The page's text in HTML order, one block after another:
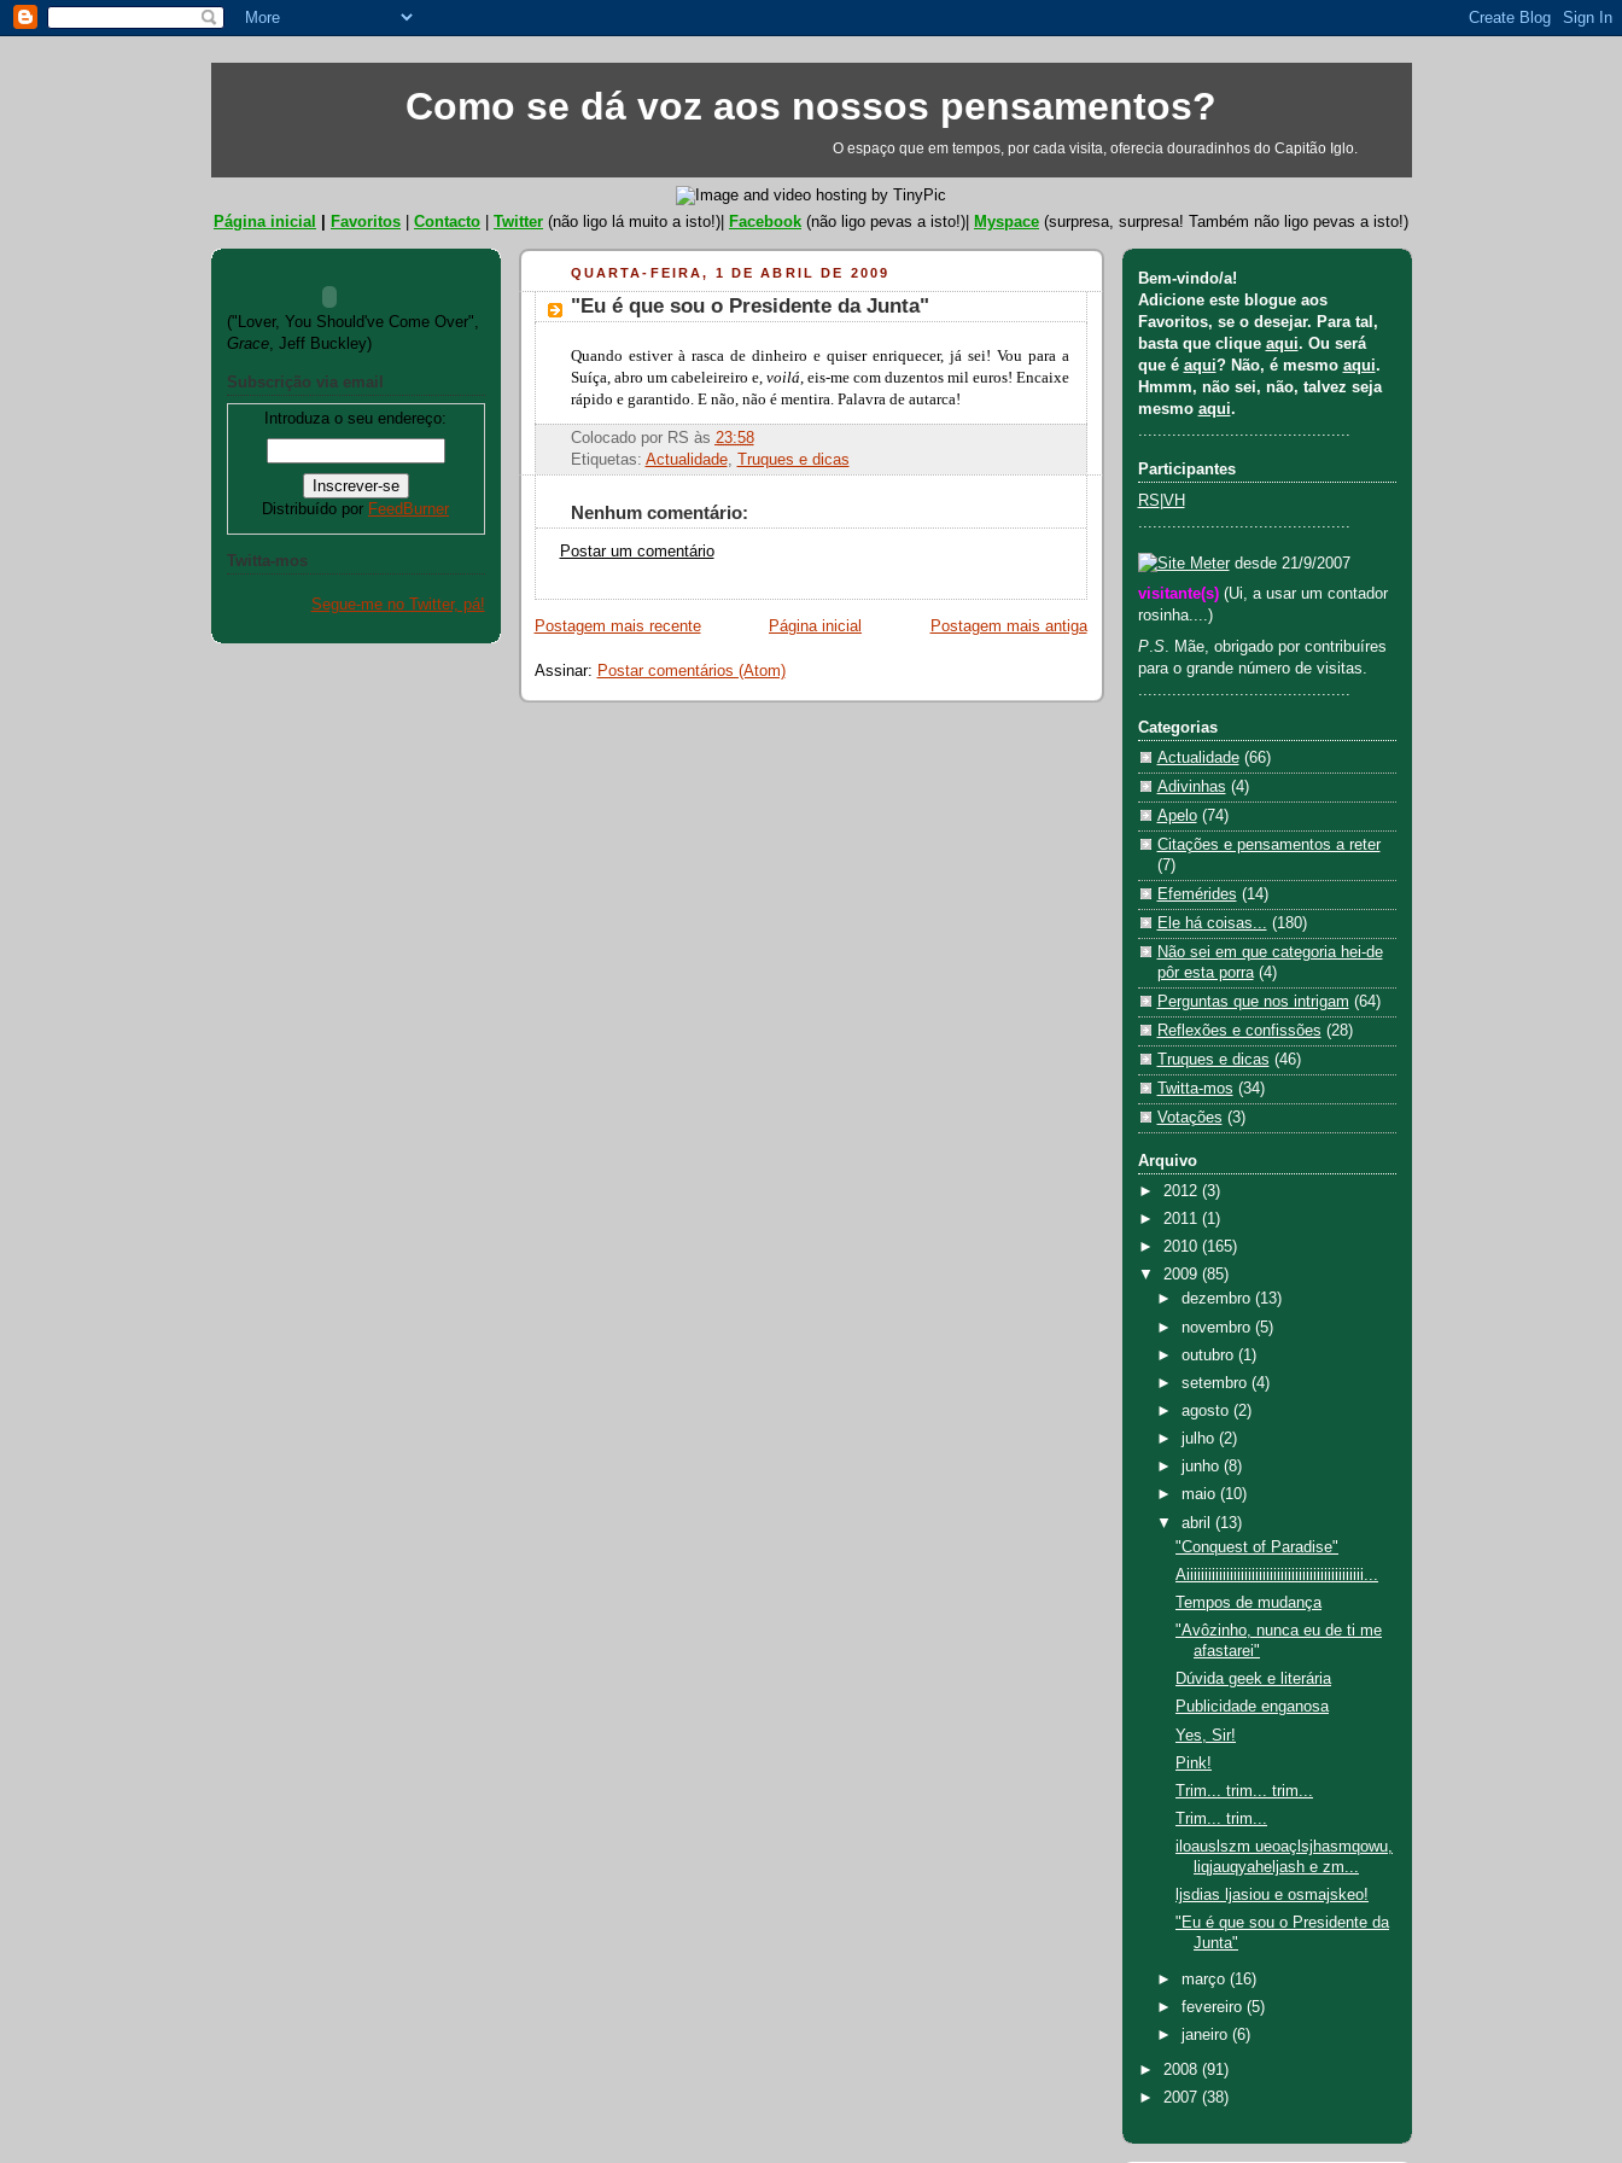
Como se dá voz aos nossos pensamentos?
O espaço que em tempos, por cada visita, oferecia douradinhos do Capitão Iglo.
Página inicial Favoritos Contacto Twitter (não ligo lá muito a isto!)| Facebook (não ligo pevas a isto!)| Myspace (surpresa, surpresa! Também não ligo pevas a isto!)
("Lover, You Should've Come Over",
Grace, Jeff Buckley)
Subscrição via email
Introduza o seu endereço:
Distribuído por FeedBurner
Twitta-mos
Segue-me no Twitter, pá!
QUARTA-FEIRA, 1 DE ABRIL DE 2009
"Eu é que sou o Presidente da Junta"
Quando estiver à rasca de dinheiro e quiser enriquecer, já sei! Vou para a
Suíça, abro um cabeleireiro e, voilá, eis-me com duzentos mil euros! Encaixe
rápido e garantido. E não, não é mentira. Palavra de autarca!
Colocado por RS às 23:58
Etiquetas: Actualidade, Truques e dicas
Nenhum comentário:
Postar um comentário
Postagem mais recente Postagem mais antiga
Página inicial
Assinar: Postar comentários (Atom)
Bem-vindo/a!
Adicione este blogue aos
Favoritos, se o desejar. Para tal,
basta que clique aqui. Ou será
que é aqui? Não, é mesmo aqui.
Hmmm, não sei, não, talvez seja
mesmo aqui.
............................................
Participantes
RS VH
............................................
desde 21/9/2007
visitante(s) (Ui, a usar um contador
rosinha....)
P. S. Mãe, obrigado por contribuíres
para o grande número de visitas.
Categorias
Actualidade (66)
Adivinhas (4)
Apelo (74)
Citações e pensamentos a reter
(7)
Efemérides (14)
Ele há coisas... (180)
Não sei em que categoria hei-de
pôr esta porra (4)
Perguntas que nos intrigam (64)
Reflexões e confissões (28)
Truques e dicas (46)
Twitta-mos (34)
Votações (3)
Arquivo
► 2012 (3)
► 2011 (1)
► 2010 (165)
▼ 2009 (85)
► dezembro (13)
► novembro (5)
► outubro (1)
► setembro (4)
► agosto (2)
► julho (2)
► junho (8)
► maio (10)
▼ abril (13)
"Conquest of Paradise"
Aiiiiiiiiiiiiiiiiiiiiiiiiiiiiiiiiiiiiiiiiiiiiiiiii...
Tempos de mudança
"Avôzinho, nunca eu de ti me
afastarei"
Dúvida geek e literária
Publicidade enganosa
Yes, Sir!
Pink!
Trim... trim... trim...
Trim... trim...
iloauslszm ueoaçlsjhasmqowu,
liqjauqyaheljash e zm...
ljsdias ljasiou e osmajskeo!
"Eu é que sou o Presidente da
Junta"
► março (16)
► fevereiro (5)
► janeiro (6)
► 2008 (91)
► 2007 (38)